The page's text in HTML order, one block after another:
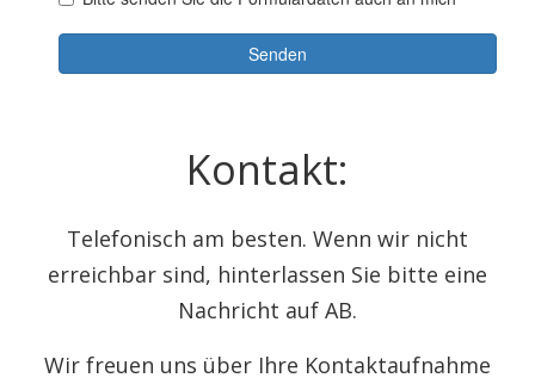
Kontakt:
Telefonisch am besten. Wenn wir nicht
erreichbar sind, hinterlassen Sie bitte eine
Nachricht auf AB.
Wir freuen uns über Ihre Kontaktaufnahme